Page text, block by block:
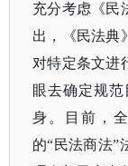
充分考虑《民
出，《民法典
对特定条文进
眼去确定规
身。目前，
的“民法商法”